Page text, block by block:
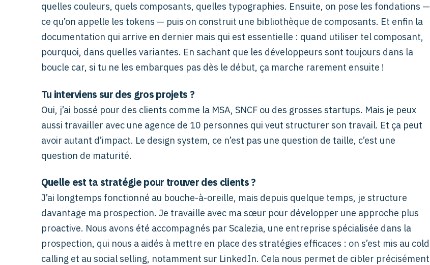
quelles couleurs, quels composants, quelles typographies. Ensuite, on pose les fondations —
ce qu’on appelle les tokens — puis on construit une bibliothèque de composants. Et enfin la
documentation qui arrive en dernier mais qui est essentielle : quand utiliser tel composant,
pourquoi, dans quelles variantes. En sachant que les développeurs sont toujours dans la
boucle car, si tu ne les embarques pas dès le début, ça marche rarement ensuite !
Tu interviens sur des gros projets ?
Oui, j’ai bossé pour des clients comme la MSA, SNCF ou des grosses startups. Mais je peux
aussi travailler avec une agence de 10 personnes qui veut structurer son travail. Et ça peut
avoir autant d’impact. Le design system, ce n’est pas une question de taille, c’est une
question de maturité.
Quelle est ta stratégie pour trouver des clients ?
J’ai longtemps fonctionné au bouche-à-oreille, mais depuis quelque temps, je structure
davantage ma prospection. Je travaille avec ma sœur pour développer une approche plus
proactive. Nous avons été accompagnés par Scalezia, une entreprise spécialisée dans la
prospection, qui nous a aidés à mettre en place des stratégies efficaces : on s’est mis au cold
calling et au social selling, notamment sur LinkedIn. Cela nous permet de cibler précisément